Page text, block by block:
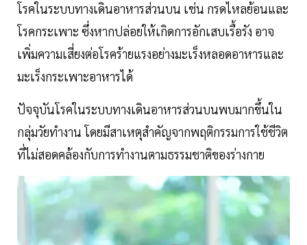
โรคในระบบทางเดินอาหารส่วนบน เช่น กรดไหลย้อนและ
โรคกระเพาะ ซึ่งหากปล่อยให้เกิดการอักเสบเรื้อรัง อาจ
เพิ่มความเสี่ยงต่อโรคร้ายแรงอย่างมะเร็งหลอดอาหารและ
มะเร็งกระเพาะอาหารได้
ปัจจุบันโรคในระบบทางเดินอาหารส่วนบนพบมากขึ้นใน
กลุ่มวัยทำงาน โดยมีสาเหตุสำคัญจากพฤติกรรมการใช้ชีวิต
ที่ไม่สอดคล้องกับการทำงานตามธรรมชาติของร่างกาย